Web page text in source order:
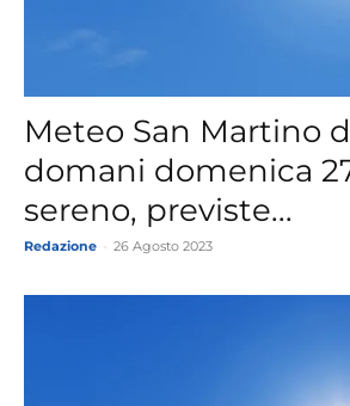
Meteo San Martino
domani domenica
sereno, previste...
Redazione 26 Agosto 2023